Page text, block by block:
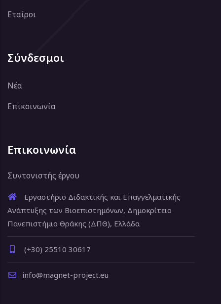
Εταίροι
Σύνδεσμοι
Νέα
Επικοινωνία
Επικοινωνία
Συντονιστής έργου
Εργαστήριο Διδακτικής και Επαγγελματικής
Ανάπτυξης των Βιοεπιστημόνων, Δημοκρίτειο
Πανεπιστήμιο Θράκης (ΔΠΘ), Ελλάδα
(+30) 25510 30617
info@magnet-project.eu